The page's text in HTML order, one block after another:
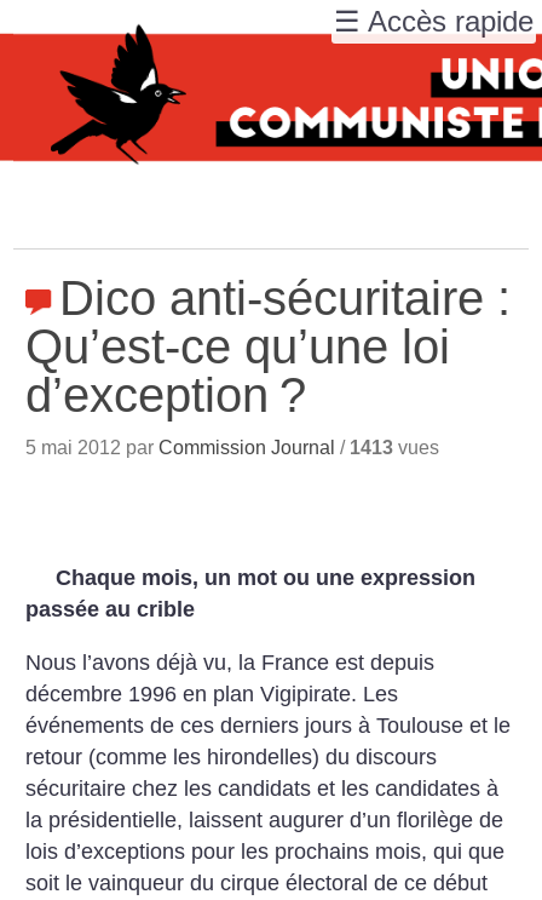
Dico anti-sécuritaire :
Qu’est-ce qu’une loi
d’exception ?
5 mai 2012 parCommission Journal / 1413 vues
Chaque mois, un mot ou une expression
passée au crible
Nous l’avons déjà vu, la France est depuis
décembre 1996 en plan Vigipirate. Les
événements de ces derniers jours à Toulouse et le
retour (comme les hirondelles) du discours
sécuritaire chez les candidats et les candidates à
la présidentielle, laissent augurer d’un florilège de
lois d’exceptions pour les prochains mois, qui que
soit le vainqueur du cirque électoral de ce début
☰ Accès rapide